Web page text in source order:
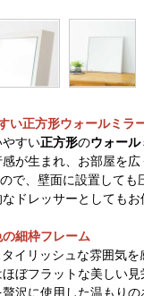
い正方形ウォールミラ
やすい正方形のウォール
が生まれ、お部屋を広
で、壁面に設置しても
ドレッサーとしてもお
細枠フレーム
イリッシュな雰囲気を
ぼフラットな美しい見
沢に使用した温もりの